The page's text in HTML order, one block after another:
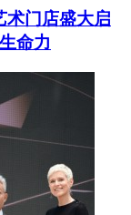
术门店盛大启
命力